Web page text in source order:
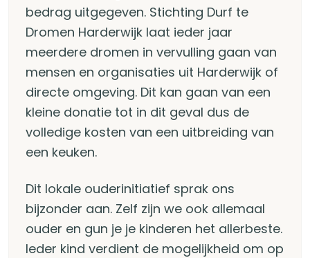
bedrag uitgegeven. Stichting Durf te
Dromen Harderwijk laat ieder jaar
meerdere dromen in vervulling gaan van
mensen en organisaties uit Harderwijk of
directe omgeving. Dit kan gaan van een
kleine donatie tot in dit geval dus de
volledige kosten van een uitbreiding van
een keuken.
Dit lokale ouderinitiatief sprak ons
bijzonder aan. Zelf zijn we ook allemaal
ouder en gun je je kinderen het allerbeste.
Ieder kind verdient de mogelijkheid om op